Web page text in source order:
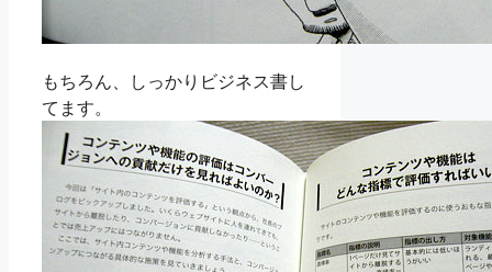
もちろん、しっかりビジネス書し
てます。